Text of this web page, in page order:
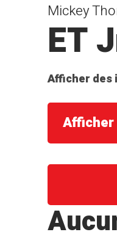
Mickey
ET
Afficher des